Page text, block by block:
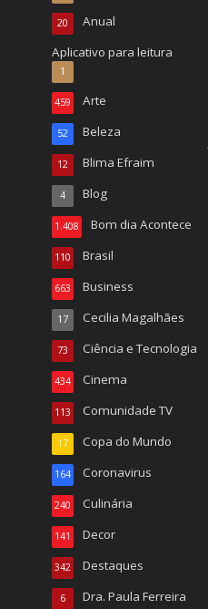
Anual
20
Aplicativo para leitura
1
Arte
459
Beleza
52
Blima Efraim
12
Blog
4
Bom dia Acontece
1.408
Brasil
110
Business
663
Cecilia Magalhães
17
Ciência e Tecnologia
73
Cinema
434
Comunidade TV
113
Copa do Mundo
17
Coronavirus
164
Culinária
240
Decor
141
Destaques
342
Dra. Paula Ferreira
6